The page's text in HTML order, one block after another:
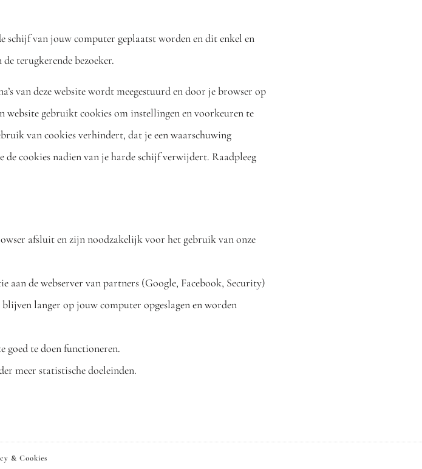
schijf van jouw computer geplaatst worden en dit enkel en
terugkerende bezoeker.
van deze website wordt meegestuurd en door je browser op
website gebruikt cookies om instellingen en voorkeuren te
van cookies verhindert, dat je een waarschuwing
cookies nadien van je harde schijf verwijdert. Raadpleeg
afsluit en zijn noodzakelijk voor het gebruik van onze
de webserver van partners (Google, Facebook, Security)
langer op jouw computer opgeslagen en worden
goed te doen functioneren.
meer statistische doeleinden.
& Cookies